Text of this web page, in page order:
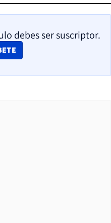
debes ser suscriptor.
NEW WINDOW